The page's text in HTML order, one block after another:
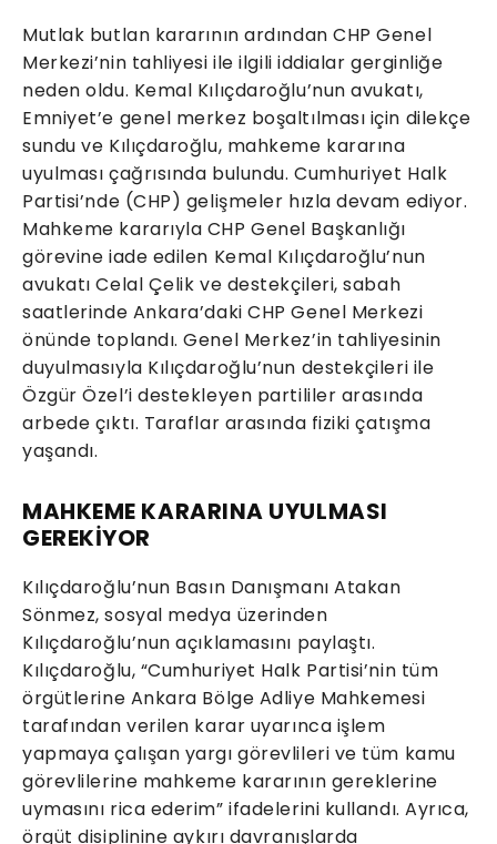
Mutlak butlan kararının ardından CHP Genel
Merkezi’nin tahliyesi ile ilgili iddialar gerginliğe
neden oldu. Kemal Kılıçdaroğlu’nun avukatı,
Emniyet’e genel merkez boşaltılması için dilekçe
sundu ve Kılıçdaroğlu, mahkeme kararına
uyulması çağrısında bulundu. Cumhuriyet Halk
Partisi’nde (CHP) gelişmeler hızla devam ediyor.
Mahkeme kararıyla CHP Genel Başkanlığı
görevine iade edilen Kemal Kılıçdaroğlu’nun
avukatı Celal Çelik ve destekçileri, sabah
saatlerinde Ankara’daki CHP Genel Merkezi
önünde toplandı. Genel Merkez’in tahliyesinin
duyulmasıyla Kılıçdaroğlu’nun destekçileri ile
Özgür Özel’i destekleyen partililer arasında
arbede çıktı. Taraflar arasında fiziki çatışma
yaşandı.
MAHKEME KARARINA UYULMASI
GEREKİYOR
Kılıçdaroğlu’nun Basın Danışmanı Atakan
Sönmez, sosyal medya üzerinden
Kılıçdaroğlu’nun açıklamasını paylaştı.
Kılıçdaroğlu, “Cumhuriyet Halk Partisi’nin tüm
örgütlerine Ankara Bölge Adliye Mahkemesi
tarafından verilen karar uyarınca işlem
yapmaya çalışan yargı görevlileri ve tüm kamu
görevlilerine mahkeme kararının gereklerine
uymasını rica ederim” ifadelerini kullandı. Ayrıca,
örgüt disiplinine aykırı davranışlarda